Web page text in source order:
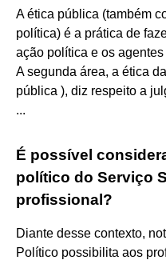
A ética pública (também
política) é a prática de
ação política e os
A segunda área, a ética
pública ), diz respeito a
...
É possível
político do Serviço
profissional?
Diante desse contexto,
Político possibilita aos